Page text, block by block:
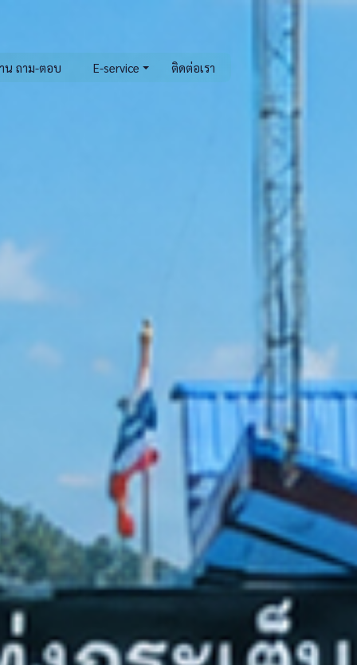
น ถาม-ตอบ E-service ติดต่อเรา